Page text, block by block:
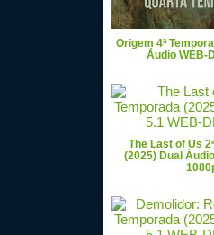
Origem 4ª
Áudio WEB-
The Last of Us
(2025) Dual